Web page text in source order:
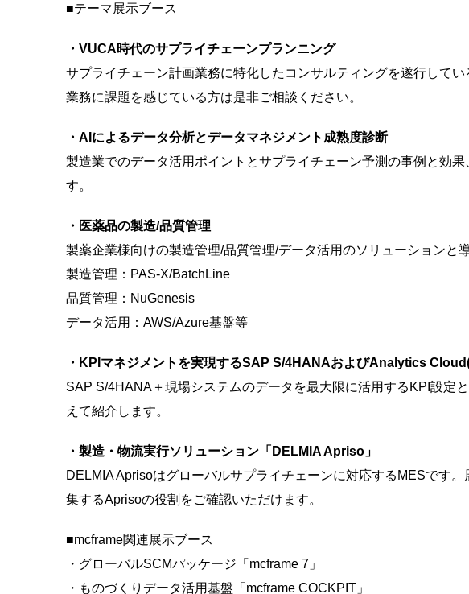
■テーマ展示ブース
・VUCA時代のサプライチェーンプランニング
サプライチェーン計画業務に特化したコンサルティングを遂行して
業務に課題を感じている方は是非ご相談ください。
・AIによるデータ分析とデータマネジメント成熟度診断
製造業でのデータ活用ポイントとサプライチェーン予測の事例と効
す。
・医薬品の製造/品質管理
製薬企業様向けの製造管理/品質管理/データ活用のソリューションと
製造管理：PAS-X/BatchLine
品質管理：NuGenesis
データ活用：AWS/Azure基盤等
・KPIマネジメントを実現するSAP S/4HANAおよびAnalytics
SAP S/4HANA＋現場システムのデータを最大限に活用するKPI設定
えて紹介します。
・製造・物流実行ソリューション「DELMIA Apriso」
DELMIA Aprisoはグローバルサプライチェーンに対応するMESです
集するAprisoの役割をご確認いただけます。
■mcframe関連展示ブース
・グローバルSCMパッケージ「mcframe 7」
・ものづくりデータ活用基盤「mcframe COCKPIT」